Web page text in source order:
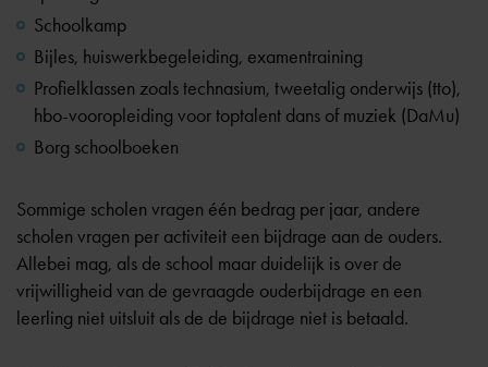
Schoolkamp
Bijles, huiswerkbegeleiding, examentraining
Profielklassen zoals technasium, tweetalig onderwijs (tto),
hbo-vooropleiding voor toptalent dans of muziek (DaMu)
Borg schoolboeken
Sommige scholen vragen één bedrag per jaar, andere
scholen vragen per activiteit een bijdrage aan de ouders.
Allebei mag, als de school maar duidelijk is over de
vrijwilligheid van de gevraagde ouderbijdrage en een
leerling niet uitsluit als de de bijdrage niet is betaald.